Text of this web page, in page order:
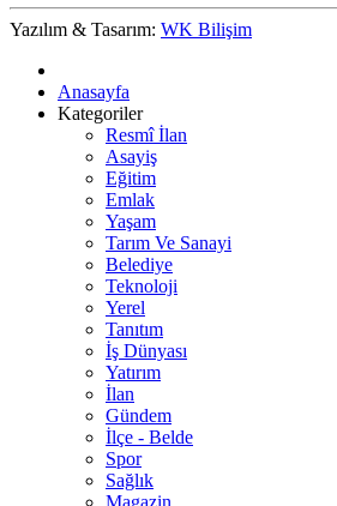
Yazılım & Tasarım: WK Bilişim
Anasayfa
Kategoriler
Resmî İlan
Asayiş
Eğitim
Emlak
Yaşam
Tarım Ve Sanayi
Belediye
Teknoloji
Yerel
Tanıtım
İş Dünyası
Yatırım
İlan
Gündem
İlçe - Belde
Spor
Sağlık